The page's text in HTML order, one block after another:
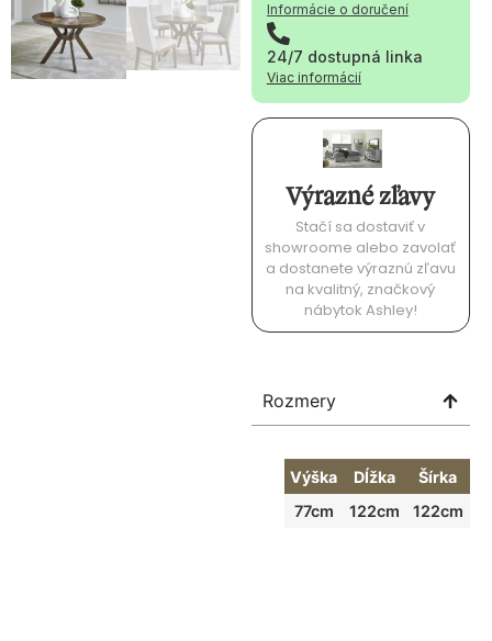
Informácie o doručení
24/7 dostupná linka
Viac informácií
Výrazné zľavy
Stačí sa dostaviť v
showroome alebo zavolať
a dostanete výraznú zľavu
na kvalitný, značkový
nábytok Ashley!
Rozmery
Výška Dĺžka
Šírka
77cm
122cm 122cm